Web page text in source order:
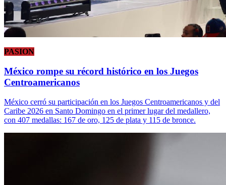
PASION
México rompe su récord histórico en los Juegos
Centroamericanos
México cerró su participación en los Juegos Centroamericanos y del
Caribe 2026 en Santo Domingo en el primer lugar del medallero,
con 407 medallas: 167 de oro, 125 de plata y 115 de bronce.